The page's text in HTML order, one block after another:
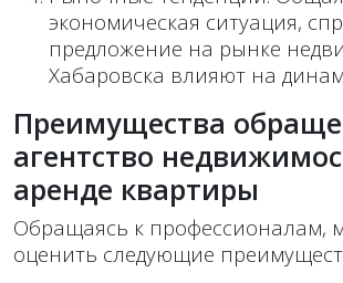
экономическая ситуация,
предложение на рынке
Хабаровска влияют на
Преимущества
агентство
аренде квартиры
Обращаясь к профессионалам,
оценить следующие